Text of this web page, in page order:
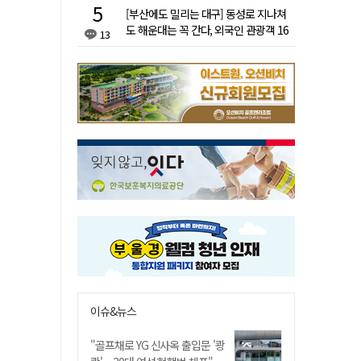
13
[부산에도 밀리는 대구] 동성로 지나쳐
도 해운대는 꼭 간다, 외국인 관광객 16
이슈&뉴스
"골프채로 YG 신사옥 출입문 '쾅